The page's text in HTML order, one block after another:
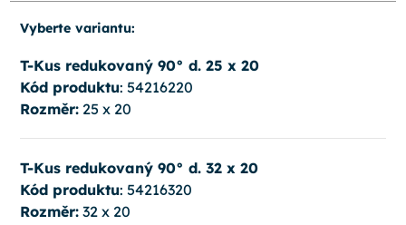
Vyberte variantu:
T-Kus redukovaný 90° d. 25 x 20
Kód produktu: 54216220
Rozměr:25 x 20
T-Kus redukovaný 90° d. 32 x 20
Kód produktu: 54216320
Rozměr:32 x 20